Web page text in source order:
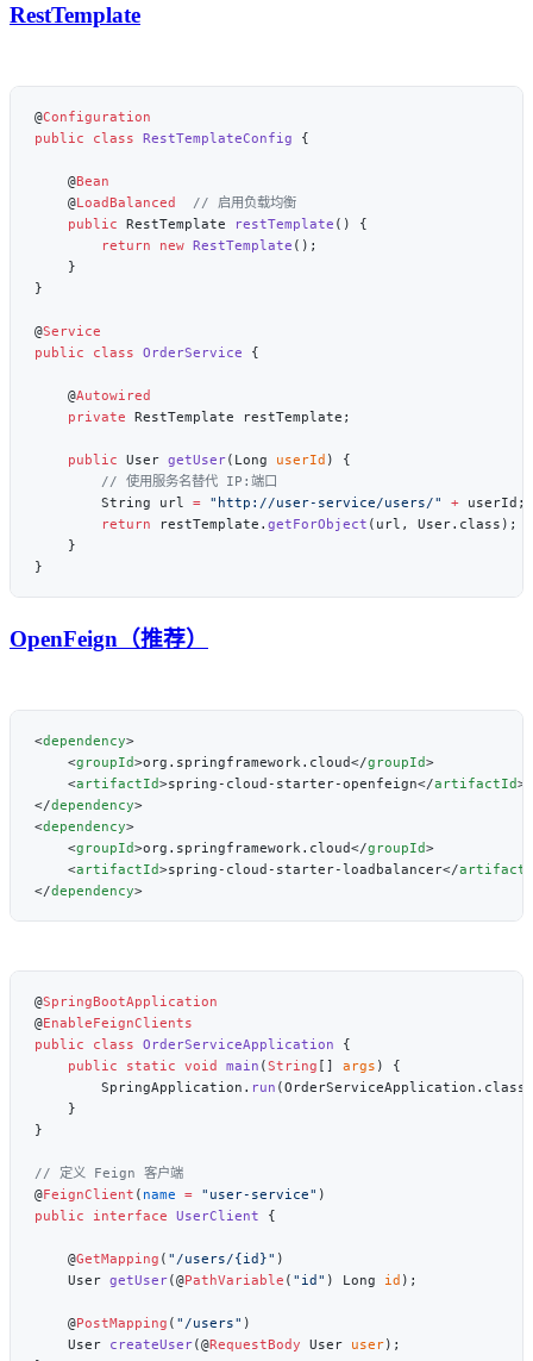
RestTemplate
@
public class RestTemplateConfig
    @
    @
LoadBalanced
    public
RestTemplate restTemplate
        return
new RestTemplate
@
public class OrderService
    @
    private
    public
User getUser(Long userId
        String url
= "http://user-service/users/" +
        return
restTemplate. getForObject
OpenFeign（推荐）
<dependency
    <
groupId>org.springframework.cloud</groupId
    <
artifactId>spring-cloud-starter-openfeign</artifactId
</dependency
<dependency
    <
groupId>org.springframework.cloud</groupId
    <
artifactId>spring-cloud-starter-loadbalancer</
</dependency
@
@
public class OrderServiceApplication
    public
static void main (String [] args
        SpringApplication.
run
@FeignClient ( name = "user-service"
public interface UserClient
    @
GetMapping ( "/users/{id}"
    User
getUser(@PathVariable ( "id" ) Long id
    @
PostMapping ( "/users"
    User
createUser(@RequestBody User user